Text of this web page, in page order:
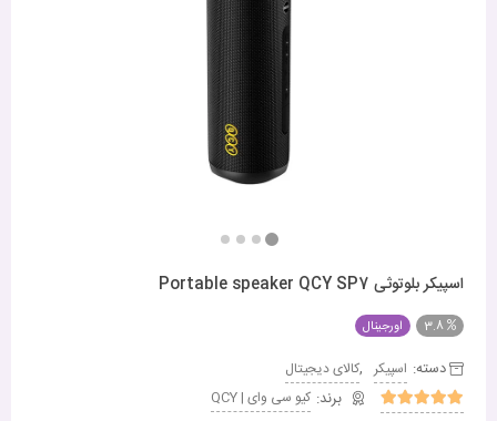
اسپیکر بلوتوثی Portable speaker QCY SP7
3.8 اورجینال
دسته: اسپیکر ,کالای دیجیتال
کیو سی وای | QCY